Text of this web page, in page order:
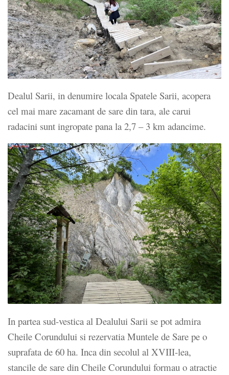
Dealul Sarii, in denumire locala Spatele Sarii, acopera
cel mai mare zacamant de sare din tara, ale carui
radacini sunt ingropate pana la 2,7 – 3 km adancime.
In partea sud-vestica al Dealului Sarii se pot admira
Cheile Corundului si rezervatia Muntele de Sare pe o
suprafata de 60 ha. Inca din secolul al XVIII-lea,
stancile de sare din Cheile Corundului formau o atractie